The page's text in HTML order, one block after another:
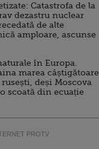
Catastrofa de la
dezastru nuclear
de alte
amploare, ascunse
în Europa.
marea câștigătoare
deși Moscova
scoată din ecuație
PROTV